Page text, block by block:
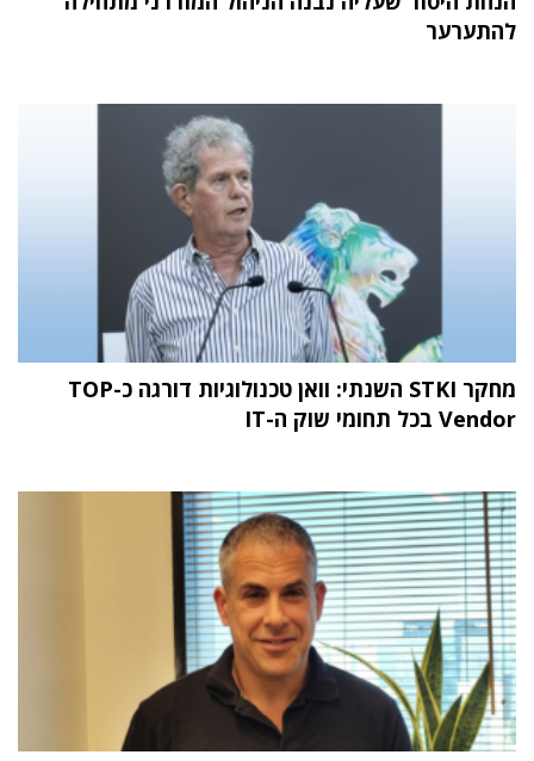
להתערער
מחקר STKI השנתי: וואן טכנולוגיות דורגה כ-TOP
Vendor בכל תחומי שוק ה-IT